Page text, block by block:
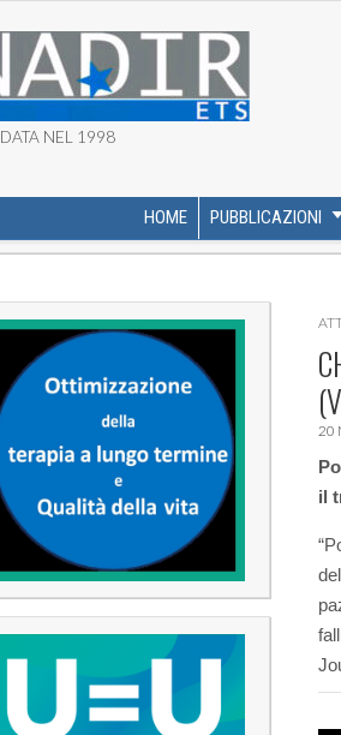
NEL 1998
MENU
HOME PUBBLICAZIONI
20
il